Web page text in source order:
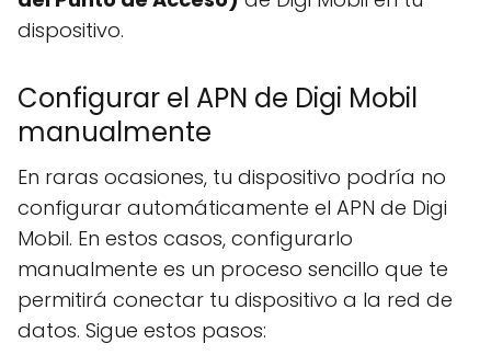
dispositivo.
Configurar el APN de Digi Mobil
manualmente
En raras ocasiones, tu dispositivo podría no
configurar automáticamente el APN de Digi
Mobil. En estos casos, configurarlo
manualmente es un proceso sencillo que te
permitirá conectar tu dispositivo a la red de
datos. Sigue estos pasos: